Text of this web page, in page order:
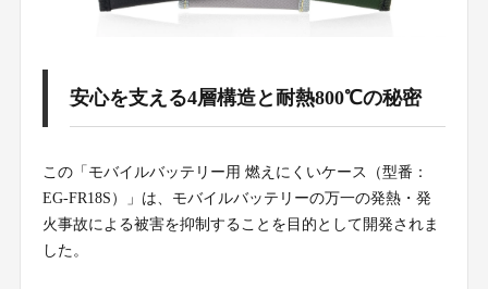
安心を支える4層構造と耐熱800℃の秘密
この「モバイルバッテリー用 燃えにくいケース（型番：
EG-FR18S）」は、モバイルバッテリーの万一の発熱・発
火事故による被害を抑制することを目的として開発されま
した。